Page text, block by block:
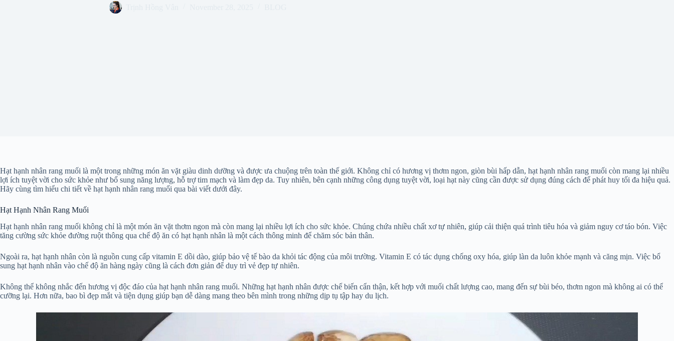
Hạt hạnh nhân rang muối là một trong những món ăn vặt giàu dinh dưỡng và được ưa chuộng trên toàn thế giới. Không chỉ có hương vị thơm ngon, giòn bùi hấp dẫn, hạt hạnh nhân rang muối còn mang lại nhiều
lợi ích tuyệt vời cho sức khỏe như bổ sung năng lượng, hỗ trợ tim mạch và làm đẹp da. Tuy nhiên, bên cạnh những công dụng tuyệt vời, loại hạt này cũng cần được sử dụng đúng cách để phát huy tối đa hiệu quả.
Hãy cùng tìm hiểu chi tiết về hạt hạnh nhân rang muối qua bài viết dưới đây.
Hạt Hạnh Nhân Rang Muối
Hạt hạnh nhân rang muối không chỉ là một món ăn vặt thơm ngon mà còn mang lại nhiều lợi ích cho sức khỏe. Chúng chứa nhiều chất xơ tự nhiên, giúp cải thiện quá trình tiêu hóa và giảm nguy cơ táo bón. Việc
tăng cường sức khỏe đường ruột thông qua chế độ ăn có hạt hạnh nhân là một cách thông minh để chăm sóc bản thân.
Ngoài ra, hạt hạnh nhân còn là nguồn cung cấp vitamin E dồi dào, giúp bảo vệ tế bào da khỏi tác động của môi trường. Vitamin E có tác dụng chống oxy hóa, giúp làn da luôn khỏe mạnh và căng mịn. Việc bổ
sung hạt hạnh nhân vào chế độ ăn hàng ngày cũng là cách đơn giản để duy trì vẻ đẹp tự nhiên.
Không thể không nhắc đến hương vị độc đáo của hạt hạnh nhân rang muối. Những hạt hạnh nhân được chế biến cẩn thận, kết hợp với muối chất lượng cao, mang đến sự bùi béo, thơm ngon mà không ai có thể
cưỡng lại. Hơn nữa, bao bì đẹp mắt và tiện dụng giúp bạn dễ dàng mang theo bên mình trong những dịp tụ tập hay du lịch.